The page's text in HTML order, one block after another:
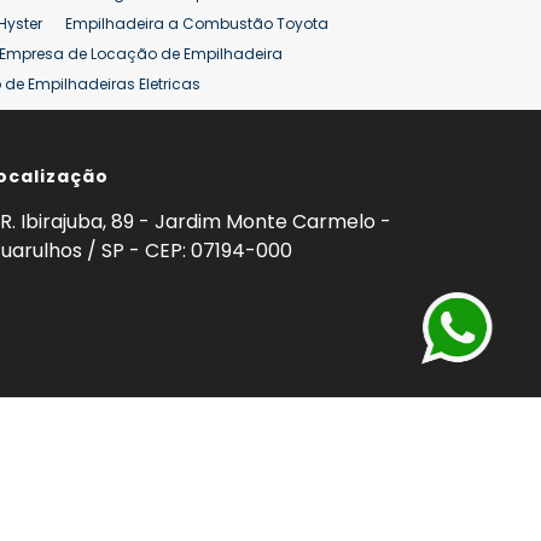
Empilhadeira a Combustão Toyota
Empresa de Locação de Empilhadeira
Empilhadeiras Eletricas
de Empilhadeiras
Empilhadeira Hyster
ton Venda Empilhadeiras 25 ton
R. Ibirajuba, 89 - Jardim Monte Carmelo -
/ SP - CEP: 07194-000